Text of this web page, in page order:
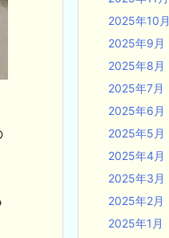
2025年10月
2025年9月
2025年8月
2025年7月
2025年6月
2025年5月
2025年4月
2025年3月
2025年2月
2025年1月